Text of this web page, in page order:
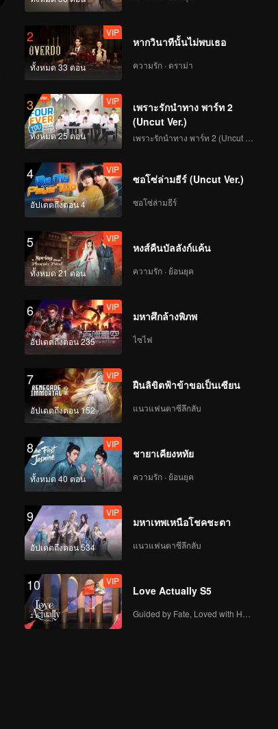
VIP
VIP
EP08: รักแห่งสีลม
VIP
VIP
VIP
VIP
ตัวอย่าง
ตัวอย่าง
ตัวอย่าง
2
ทั้งหมด 33 ตอน
VIP
หากวินาทีนั้นไม่พบเธอ
ความรัก · ดราม่า
3
ทั้งหมด 25 ตอน
VIP
เพราะรักนำทาง พาร์ท 2
(Uncut Ver.)
4
อัปเดตถึงตอน 4
VIP
ซอโซ่ล่ามธีร์ (Uncut Ver.)
ซอโซ่ล่ามธีร์
5
ทั้งหมด 21 ตอน
VIP
หงส์คืนบัลลังก์แค้น
ความรัก · ย้อนยุค
6
อัปเดตถึงตอน 235
VIP
มหาศึกล้างพิภพ
ไซไฟ
7
อัปเดตถึงตอน 152
VIP
ฝืนลิขิตฟ้าข้าขอเป็นเซียน
แนวแฟนตาซีลึกลับ
8
ทั้งหมด 40 ตอน
VIP
ชายาเคียงหทัย
ความรัก · ย้อนยุค
9
อัปเดตถึงตอน 534
VIP
มหาเทพเหนือโชคชะตา
แนวแฟนตาซีลึกลับ
10 VIP
Love Actually S5